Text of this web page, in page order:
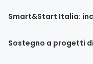
Smart&Start Italia:
Sostegno a progetti